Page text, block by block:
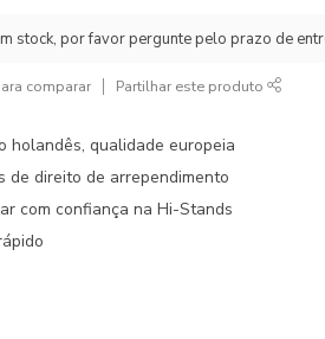
stock, por favor pergunte pelo prazo de
comparar Partilhar este produto
holandês, qualidade europeia
de direito de arrependimento
com confiança na Hi-Stands